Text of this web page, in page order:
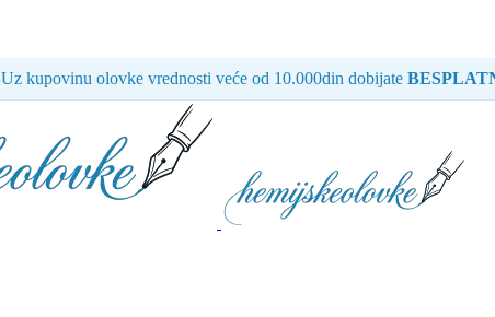
Uz kupovinu olovke vrednosti veće od 10.000din dobijate